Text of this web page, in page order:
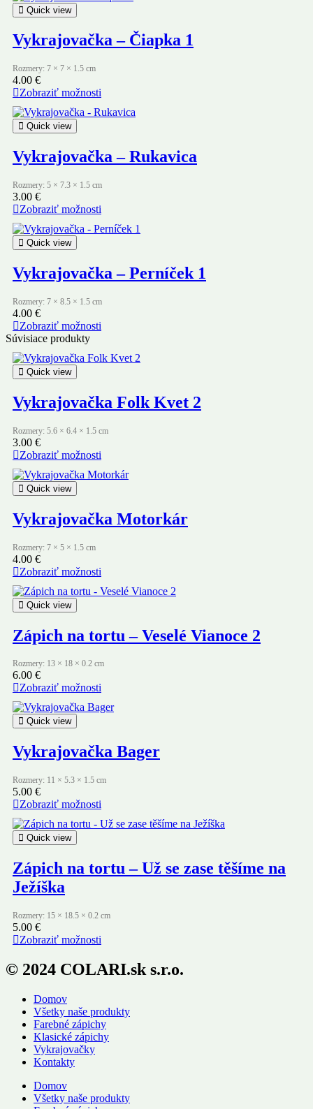
Quick view
Vykrajovačka – Čiapka 1
Rozmery: 7 × 7 × 1.5 cm
4.00 €
Zobraziť možnosti
Quick view
Vykrajovačka – Rukavica
Rozmery: 5 × 7.3 × 1.5 cm
3.00 €
Zobraziť možnosti
Quick view
Vykrajovačka – Perníček 1
Rozmery: 7 × 8.5 × 1.5 cm
4.00 €
Zobraziť možnosti
Súvisiace produkty
Quick view
Vykrajovačka Folk Kvet 2
Rozmery: 5.6 × 6.4 × 1.5 cm
3.00 €
Zobraziť možnosti
Quick view
Vykrajovačka Motorkár
Rozmery: 7 × 5 × 1.5 cm
4.00 €
Zobraziť možnosti
Quick view
Zápich na tortu – Veselé Vianoce 2
Rozmery: 13 × 18 × 0.2 cm
6.00 €
Zobraziť možnosti
Quick view
Vykrajovačka Bager
Rozmery: 11 × 5.3 × 1.5 cm
5.00 €
Zobraziť možnosti
Quick view
Zápich na tortu – Už se zase těšíme na
Ježíška
Rozmery: 15 × 18.5 × 0.2 cm
5.00 €
Zobraziť možnosti
© 2024 COLARI.sk s.r.o.
Domov
Všetky naše produkty
Farebné zápichy
Klasické zápichy
Vykrajovačky
Kontakty
Domov
Všetky naše produkty